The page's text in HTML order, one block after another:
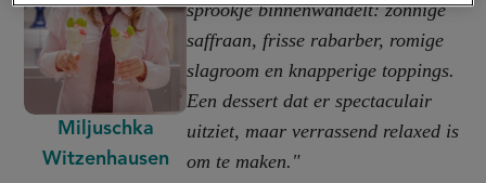
Miljuschka
Witzenhausen
sprookje binnenwandelt: zonnige
saffraan, frisse rabarber, romige
slagroom en knapperige toppings.
Een dessert dat er spectaculair
uitziet, maar verrassend relaxed is
om te maken."